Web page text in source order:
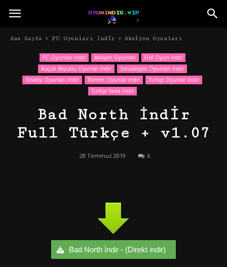
Ana Sayfa PC Oyunları İndir Aksiyon Oyunları
PC Oyunları İndir Aksiyon Oyunları
Full Oyun İndir
Küçük Boyutlu Oyunlar İndir
Simülasyon Oyunları İndir
Strateji Oyunları İndir
Torrent Oyunlar indir
Türkçe Oyunlar İndir
Türkçe Yama İndir
Bad North İndir
Full Türkçe + v1.07
28 Temmuz 2019 6
Bad North İndir - (Direkt indir)